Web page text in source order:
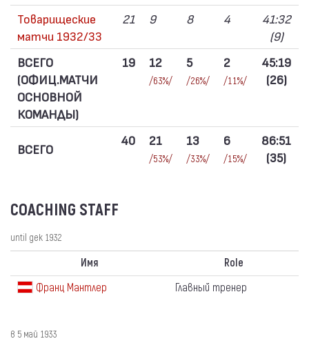
Товарищеские
матчи 1932/33
21 9 8 4
41:32
(9)
ВСЕГО
(ОФИЦ.МАТЧИ
ОСНОВНОЙ
КОМАНДЫ)
19 12
/63%/
5
/26%/
2
/11%/
45:19
(26)
ВСЕГО
40 21
/53%/
13
/33%/
6
/15%/
86:51
(35)
COACHING STAFF
until дек 1932
Имя
Role
Франц Мантлер
Главный тренер
в 5 май 1933